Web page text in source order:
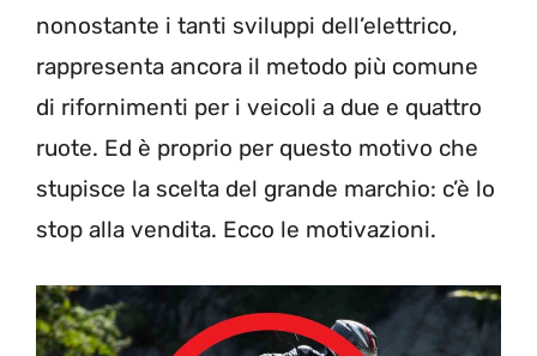
nonostante i tanti sviluppi dell’elettrico,
rappresenta ancora il metodo più comune
di rifornimenti per i veicoli a due e quattro
ruote. Ed è proprio per questo motivo che
stupisce la scelta del grande marchio: c’è lo
stop alla vendita. Ecco le motivazioni.